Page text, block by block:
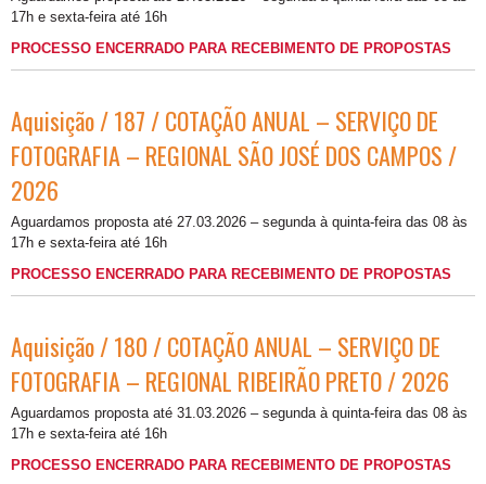
17h e sexta-feira até 16h
PROCESSO ENCERRADO PARA RECEBIMENTO DE PROPOSTAS
Aquisição / 187 / COTAÇÃO ANUAL – SERVIÇO DE
FOTOGRAFIA – REGIONAL SÃO JOSÉ DOS CAMPOS /
2026
Aguardamos proposta até 27.03.2026 – segunda à quinta-feira das 08 às
17h e sexta-feira até 16h
PROCESSO ENCERRADO PARA RECEBIMENTO DE PROPOSTAS
Aquisição / 180 / COTAÇÃO ANUAL – SERVIÇO DE
FOTOGRAFIA – REGIONAL RIBEIRÃO PRETO / 2026
Aguardamos proposta até 31.03.2026 – segunda à quinta-feira das 08 às
17h e sexta-feira até 16h
PROCESSO ENCERRADO PARA RECEBIMENTO DE PROPOSTAS